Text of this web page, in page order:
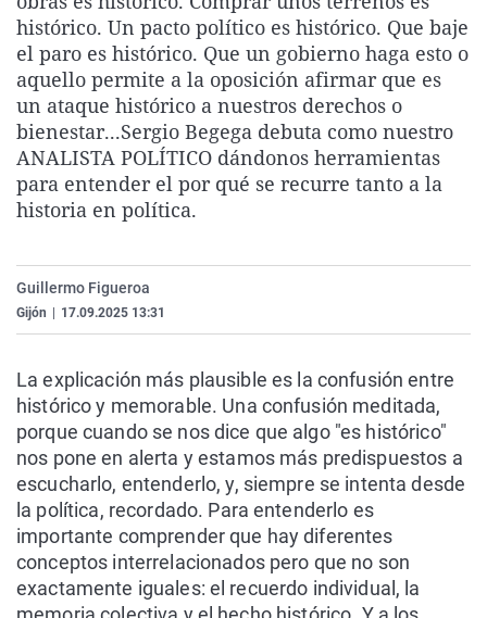
La rosa de los vientos
Gente viajera
Como el perro y el
Caso
Retornados
Equipo de
Operación Viuda
Extremadura
Galicia
La Rioja
Navarra
País Vasco
Virales
Televisión
Elecciones
histórico. Un pacto político es histórico. Que baje
el paro es histórico. Que un gobierno haga esto o
aquello permite a la oposición afirmar que es
un ataque histórico a nuestros derechos o
bienestar...Sergio Begega debuta como nuestro
ANALISTA POLÍTICO dándonos herramientas
para entender el por qué se recurre tanto a la
historia en política.
Guillermo Figueroa
Gijón 17.09.2025 13:31
La explicación más plausible es la confusión entre
histórico y memorable. Una confusión meditada,
porque cuando se nos dice que algo "es histórico"
nos pone en alerta y estamos más predispuestos a
escucharlo, entenderlo, y, siempre se intenta desde
la política, recordado. Para entenderlo es
importante comprender que hay diferentes
conceptos interrelacionados pero que no son
exactamente iguales: el recuerdo individual, la